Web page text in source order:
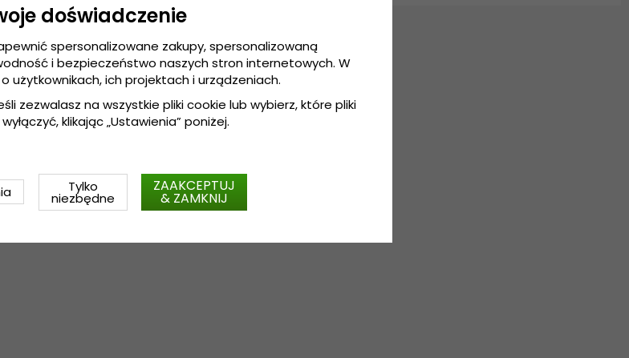
doświadczenie
spersonalizowane zakupy, spersonalizowaną
i bezpieczeństwo naszych stron internetowych. W
użytkownikach, ich projektach i urządzeniach.
zezwalasz na wszystkie pliki cookie lub wybierz, które pliki
klikając „Ustawienia” poniżej.
Tylko
niezbędne
ZAAKCEPTUJ
& ZAMKNIJ